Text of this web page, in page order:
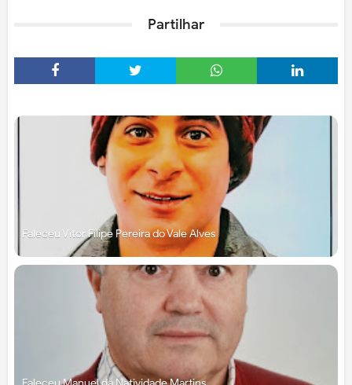
Partilhar
Faleceu Vítor Filipe Pereira do Vale Alves